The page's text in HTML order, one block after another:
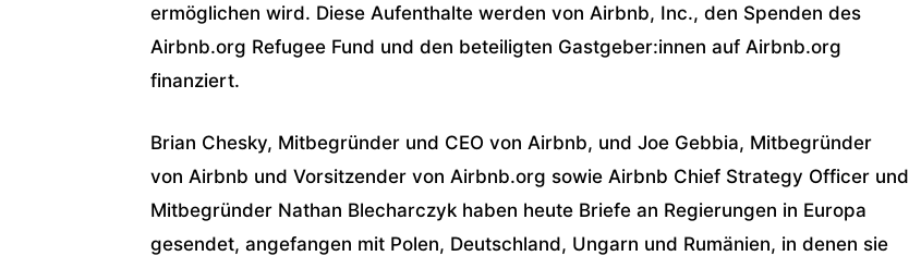
ermöglichen wird. Diese Aufenthalte werden von Airbnb, Inc., den Spenden des
Airbnb.org Refugee Fund und den beteiligten Gastgeber:innen auf Airbnb.org
finanziert.
Brian Chesky, Mitbegründer und CEO von Airbnb, und Joe Gebbia, Mitbegründer
von Airbnb und Vorsitzender von Airbnb.org sowie Airbnb Chief Strategy Officer und
Mitbegründer Nathan Blecharczyk haben heute Briefe an Regierungen in Europa
gesendet, angefangen mit Polen, Deutschland, Ungarn und Rumänien, in denen sie